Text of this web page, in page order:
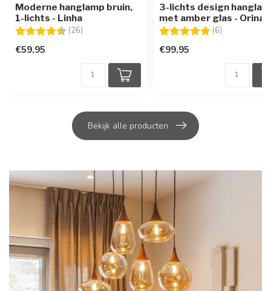
Moderne hanglamp bruin,
1-lichts - Linha
Beoordeling: (26)
€59,95
3-lichts design
met amber glas - Orina
Beoordeling:(6)
€99,95
Bekijk alle producten